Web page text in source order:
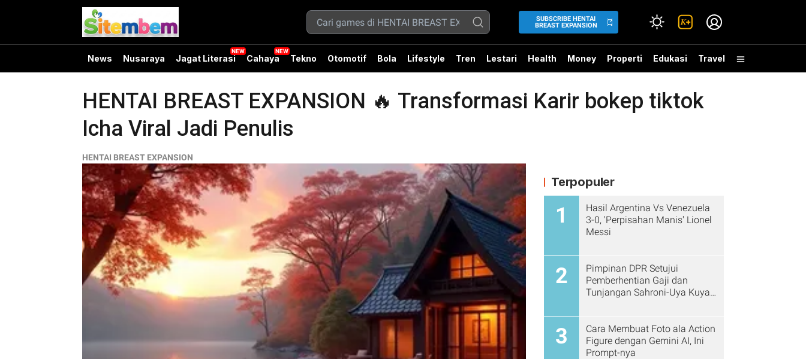
SUBSCRIBE HENTAI
BREAST EXPANSION
News Nusaraya Jagat Literasi Cahaya Tekno Otomotif Bola Lifestyle Tren Lestari Health Money Properti Edukasi Travel
HENTAI BREAST EXPANSION 🔥 Transformasi Karir bokep tiktok
Icha Viral Jadi Penulis
HENTAI BREAST EXPANSION
Terpopuler
1
Hasil Argentina Vs Venezuela
3-0, 'Perpisahan Manis' Lionel
Messi
2
Pimpinan DPR Setujui
Pemberhentian Gaji dan
Tunjangan Sahroni-Uya Kuya
3
Cara Membuat Foto ala Action
Figure dengan Gemini AI, Ini
Prompt-nya